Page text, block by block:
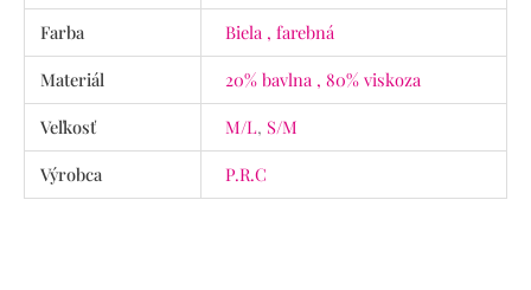
Farba
Biela , farebná
Materiál
20% bavlna , 80% viskoza
Veľkosť
M/L, S/M
Výrobca
P.R.C